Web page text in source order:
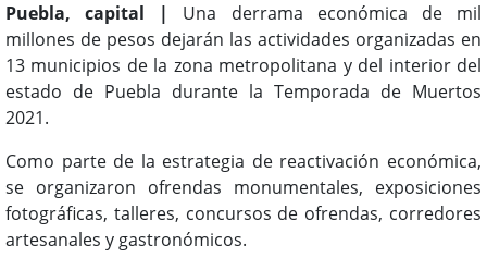
Puebla, capital |
Una derrama económica de mil
millones de pesos dejarán las actividades organizadas en
13 municipios de la zona metropolitana y del interior del
estado de Puebla durante la Temporada de Muertos
2021.
Como parte de la estrategia de reactivación económica,
se organizaron ofrendas monumentales, exposiciones
fotográficas, talleres, concursos de ofrendas, corredores
artesanales y gastronómicos.